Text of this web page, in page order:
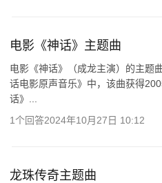
电影《神话》主题曲
电影《神话》（成龙主演）的主题
话电影原声音乐》中，该曲获得
话》...
1个回答2024年10月27日 10:12
龙珠传奇主题曲